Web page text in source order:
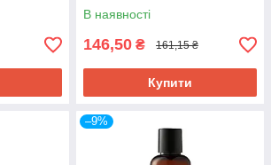
В наявності
146,50 ₴ 161,15 ₴
Купити
–9%